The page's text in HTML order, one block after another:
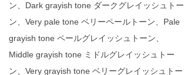
ン、Dark grayish tone ダークグレイッシュトー
ン、Very pale tone ベリーペールトーン、Pale
grayish tone ペールグレイッシュトーン、
Middle grayish tone ミドルグレイッシュトー
ン、Very grayish tone ベリーグレイッシュトー